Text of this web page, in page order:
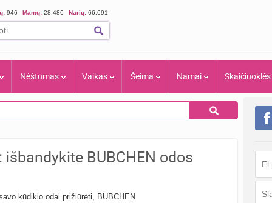
946 Mamų: 28.486 Narių: 66.691
Nėštumas Vaikas Šeima Namai Skaičiuoklės
išbandykite BUBCHEN odos
kūdikio odai prižiūrėti, BUBCHEN